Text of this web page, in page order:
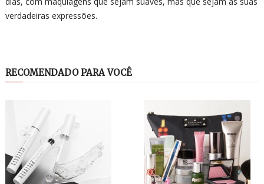
verdadeiras expressões.
RECOMENDADO PARA VOCÊ